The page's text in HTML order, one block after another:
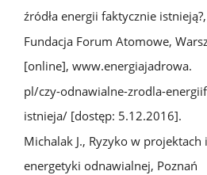
źródła energii faktycznie istnieją?,
Fundacja Forum Atomowe,
[online], www.energiajadrowa.
pl/czy-odnawialne-zrodla-
istnieja/ [dostęp: 5.12.2016].
Michalak J., Ryzyko w
energetyki odnawialnej, Poznań